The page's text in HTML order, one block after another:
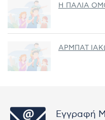
Η ΠΑΛΙΑ
ΑΡΜΠΑΤ
Εγγραφή